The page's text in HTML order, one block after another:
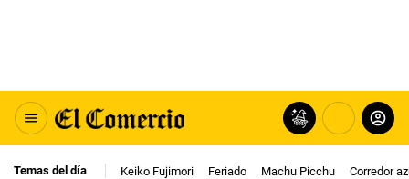
Temas del día Keiko Fujimori Feriado Machu Picchu Corredor